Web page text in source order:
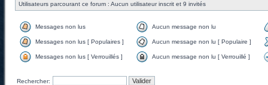
Utilisateurs parcourant ce forum : Aucun utilisateur inscrit et 9 invités
Messages non lus Aucun message non lu
Messages non lus [ Populaires ] Aucun message non lu [ Populaire ]
Messages non lus [ Verrouillés ] Aucun message non lu [ Verrouillé ]
Rechercher: